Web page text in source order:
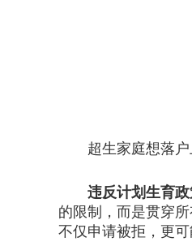
超生家庭想落户
违反计划生育
的限制，而是贯穿
不仅申请被拒，更